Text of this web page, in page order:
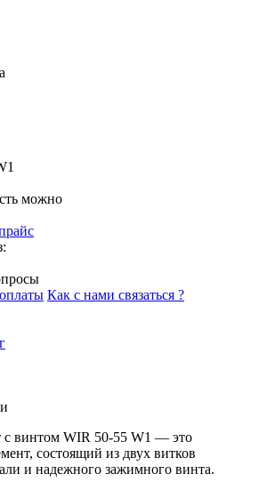
можно
Как с нами связаться ?
винтом WIR 50-55 W1 — это
состоящий из двух витков
и надежного зажимного винта.